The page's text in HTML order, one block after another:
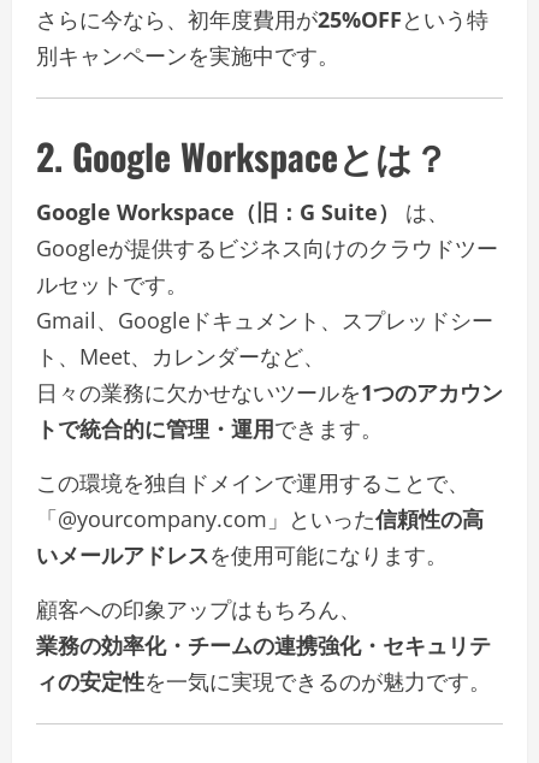
さらに今なら、初年度費用が25%OFFという特
別キャンペーンを実施中です。
2. Google Workspaceとは？
Google Workspace（旧：G Suite）
は、
Googleが提供するビジネス向けのクラウドツー
ルセットです。
Gmail、Googleドキュメント、スプレッドシー
ト、Meet、カレンダーなど、
日々の業務に欠かせないツールを1つのアカウン
トで統合的に管理・運用できます。
この環境を独自ドメインで運用することで、
「@yourcompany.com」といった信頼性の高
いメールアドレスを使用可能になります。
顧客への印象アップはもちろん、
業務の効率化・チームの連携強化・セキュリテ
ィの安定性を一気に実現できるのが魅力です。